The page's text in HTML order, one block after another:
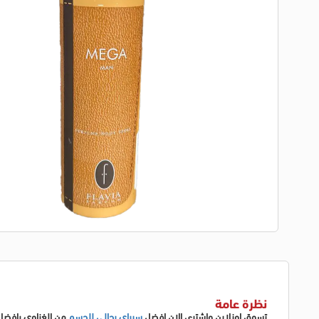
نظرة عامة
تسوق اونلاين واشترى الان افضلسبراي رجالي للجسممن الغزاوي